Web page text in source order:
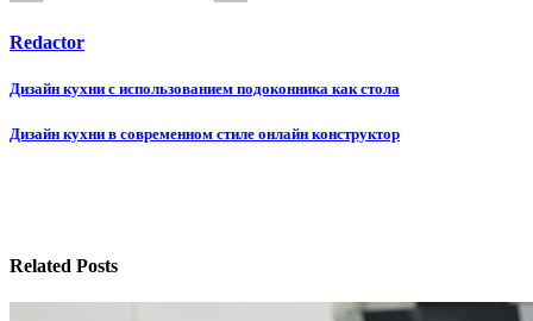
Redactor
Навигация
по
Дизайн кухни с использованием подоконника как стола
Дизайн кухни в современном стиле онлайн конструктор
Related Posts